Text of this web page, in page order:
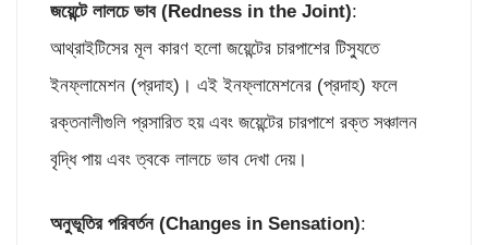
জয়েন্টে লালচে ভাব (Redness in the Joint):
আথ্রাইটিসের মূল কারণ হলো জয়েন্টের চারপাশের টিস্যুতে
ইনফ্লামেশন (প্রদাহ)। এই ইনফ্লামেশনের (প্রদাহ) ফলে
রক্তনালীগুলি প্রসারিত হয় এবং জয়েন্টের চারপাশে রক্ত সঞ্চালন
বৃদ্ধি পায় এবং ত্বকে লালচে ভাব দেখা দেয়।
অনুভূতির পরিবর্তন (Changes in Sensation):